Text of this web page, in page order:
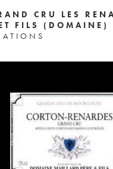
CRU LES
FILS (DOMAINE)